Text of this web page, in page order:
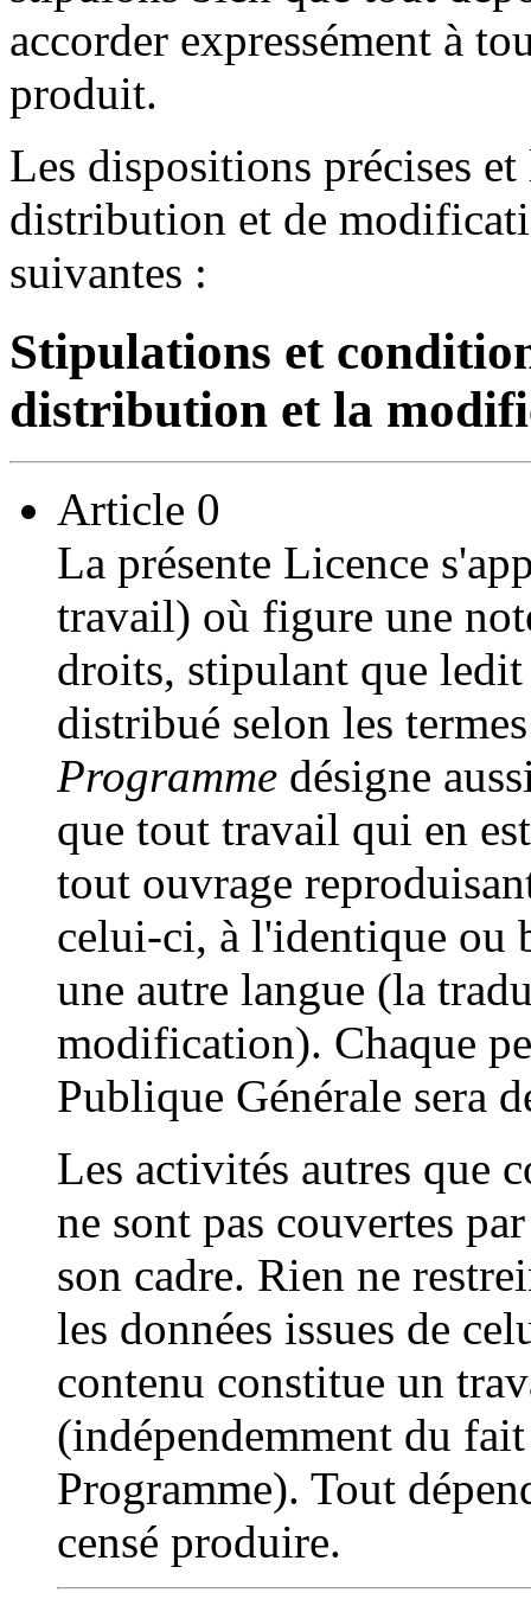
accorder expressément à
produit.
Les dispositions précises
distribution et de
suivantes :
Stipulations et
distribution et la
Article 0
La présente Licence
travail) où figure une
droits, stipulant que
distribué selon les
Programme désigne
que tout travail qui en
tout ouvrage
celui-ci, à l'identique ou
une autre langue (la
modification). Chaque
Publique Générale sera
Les activités autres que
ne sont pas couvertes
son cadre. Rien ne
les données issues de
contenu constitue un
(indépendemment du
Programme). Tout
censé produire.